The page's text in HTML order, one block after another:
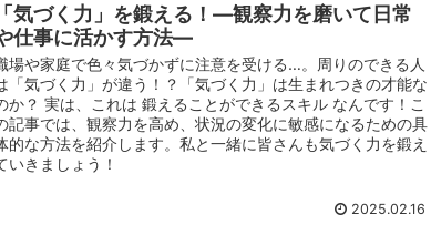
気づく力」を鍛える！—観察力を磨いて日常
仕事に活かす方法—
場や家庭で色々気づかずに注意を受ける…。周りのできる人
「気づく力」が違う！？「気づく力」は生まれつきの才能な
か？ 実は、これは 鍛えることができるスキル なんです！こ
記事では、観察力を高め、状況の変化に敏感になるための具
的な方法を紹介します。私と一緒に皆さんも気づく力を鍛え
いきましょう！
2025.02.16